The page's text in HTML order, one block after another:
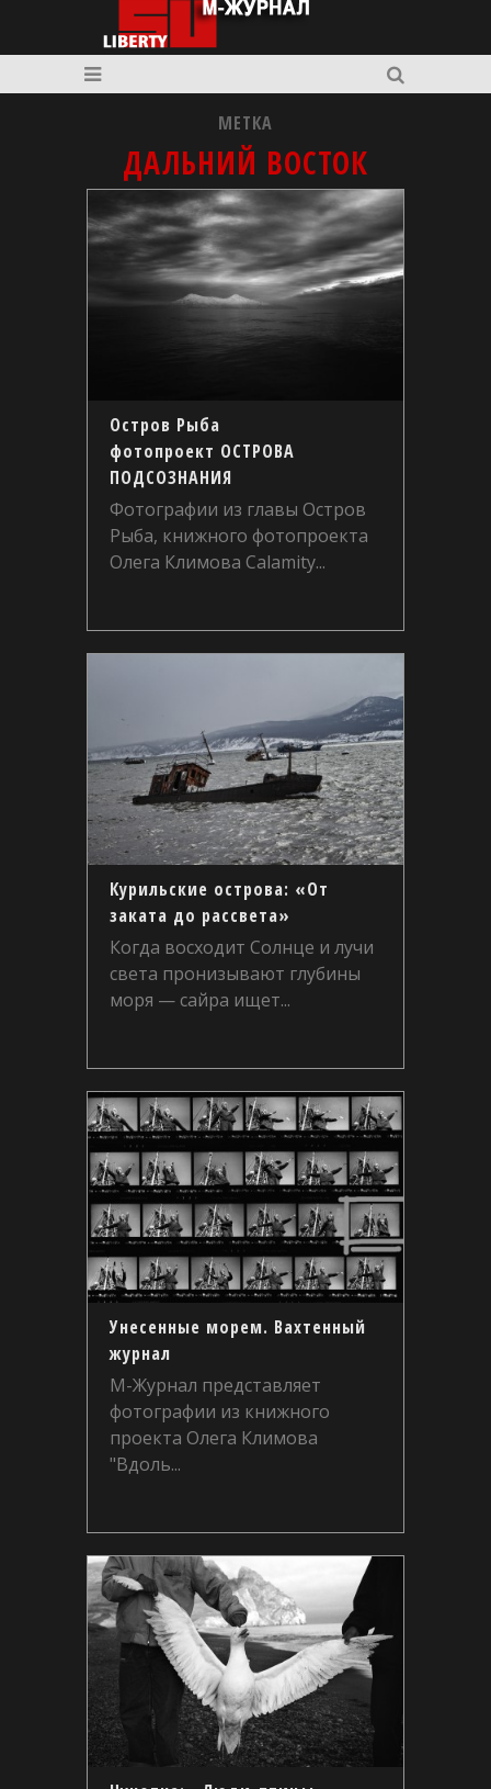
МЕТКА
ДАЛЬНИЙ ВОСТОК
Остров Рыба
фотопроект ОСТРОВА
ПОДСОЗНАНИЯ
Фотографии из главы Остров
Рыба, книжного фотопроекта
Олега Климова Calamity...
Курильские острова: «От
заката до рассвета»
Когда восходит Солнце и лучи
света пронизывают глубины
моря — сайра ищет...
Унесенные морем. Вахтенный
журнал
М-Журнал представляет
фотографии из книжного
проекта Олега Климова
"Вдоль...